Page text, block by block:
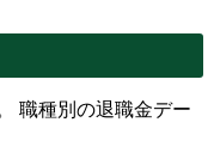
職種別の退職金デー